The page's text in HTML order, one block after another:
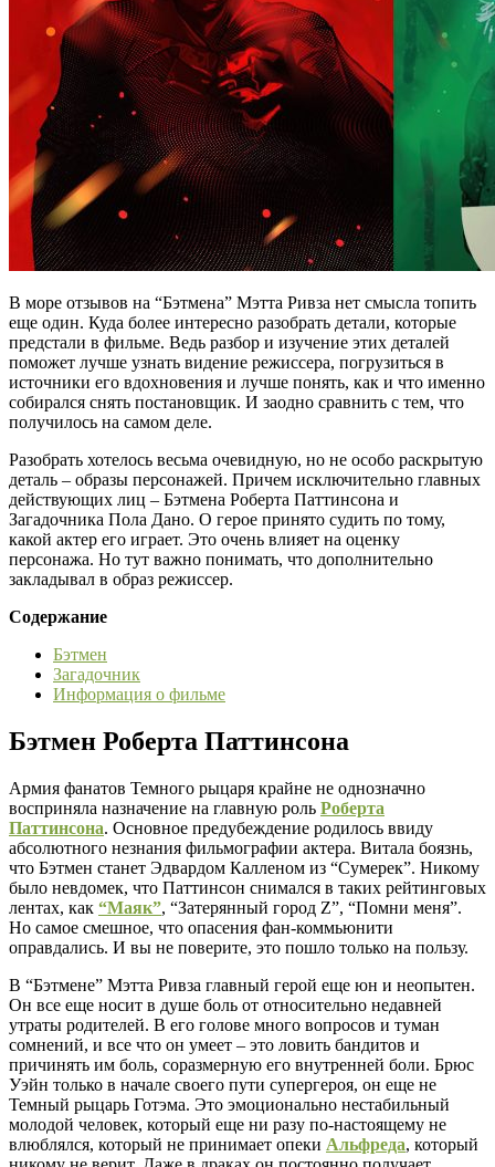
В море отзывов на “Бэтмена” Мэтта Ривза нет смысла топить
еще один. Куда более интересно разобрать детали, которые
предстали в фильме. Ведь разбор и изучение этих деталей
поможет лучше узнать видение режиссера, погрузиться в
источники его вдохновения и лучше понять, как и что именно
собирался снять постановщик. И заодно сравнить с тем, что
получилось на самом деле.
Разобрать хотелось весьма очевидную, но не особо раскрытую
деталь – образы персонажей. Причем исключительно главных
действующих лиц – Бэтмена Роберта Паттинсона и
Загадочника Пола Дано. О герое принято судить по тому,
какой актер его играет. Это очень влияет на оценку
персонажа. Но тут важно понимать, что дополнительно
закладывал в образ режиссер.
Содержание
Бэтмен
Загадочник
Информация о фильме
Бэтмен Роберта Паттинсона
Армия фанатов Темного рыцаря крайне не однозначно
восприняла назначение на главную роль Роберта
Паттинсона. Основное предубеждение родилось ввиду
абсолютного незнания фильмографии актера. Витала боязнь,
что Бэтмен станет Эдвардом Калленом из “Сумерек”. Никому
было невдомек, что Паттинсон снимался в таких рейтинговых
лентах, как “Маяк”, “Затерянный город Z”, “Помни меня”.
Но самое смешное, что опасения фан-коммьюнити
оправдались. И вы не поверите, это пошло только на пользу.
В “Бэтмене” Мэтта Ривза главный герой еще юн и неопытен.
Он все еще носит в душе боль от относительно недавней
утраты родителей. В его голове много вопросов и туман
сомнений, и все что он умеет – это ловить бандитов и
причинять им боль, соразмерную его внутренней боли. Брюс
Уэйн только в начале своего пути супергероя, он еще не
Темный рыцарь Готэма. Это эмоционально нестабильный
молодой человек, который еще ни разу по-настоящему не
влюблялся, который не принимает опеки Альфреда, который